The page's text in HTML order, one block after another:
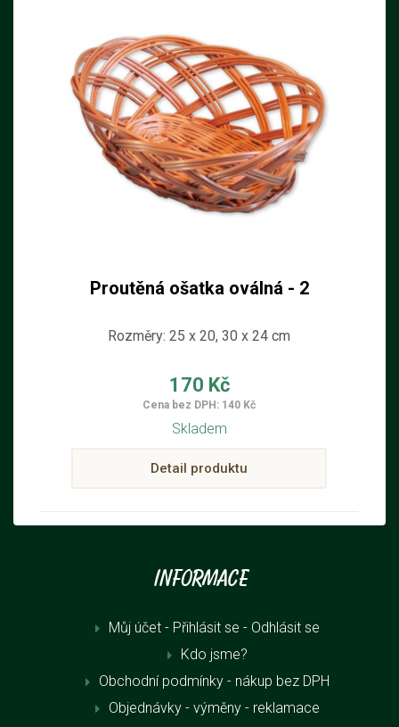
Proutěná ošatka oválná - 2
Rozměry: 25 x 20, 30 x 24 cm
170 Kč
Cena bez DPH: 140 Kč
Skladem
Detail produktu
Informace
Můj účet - Přihlásit se - Odhlásit se
Kdo jsme?
Obchodní podmínky - nákup bez DPH
Objednávky - výměny - reklamace